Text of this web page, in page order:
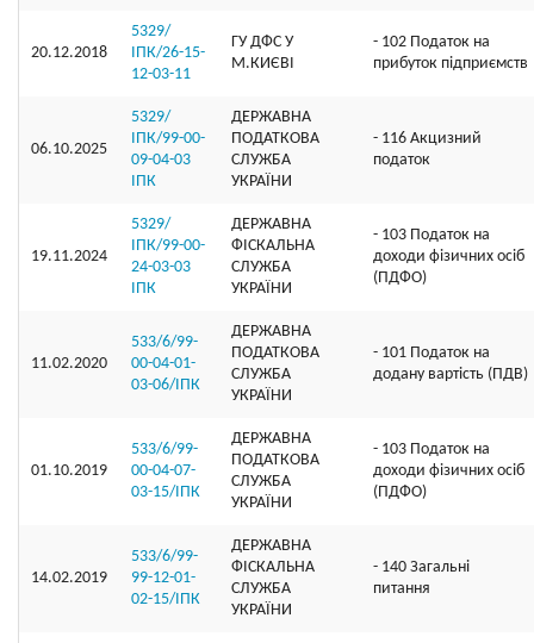
20.12.2018
5329/
ІПК/26-15-
12-03-11
ГУ ДФС У
М.КИЄВI
- 102 Податок на
прибуток підприємств
06.10.2025
5329/
ІПК/99-00-
09-04-03
ІПК
ДЕРЖАВНА
ПОДАТКОВА
СЛУЖБА
УКРАЇНИ
- 116 Акцизний
податок
19.11.2024
5329/
ІПК/99-00-
24-03-03
ІПК
ДЕРЖАВНА
ФІСКАЛЬНА
СЛУЖБА
УКРАЇНИ
- 103 Податок на
доходи фізичних осіб
(ПДФО)
11.02.2020
533/6/99-
00-04-01-
03-06/ІПК
ДЕРЖАВНА
ПОДАТКОВА
СЛУЖБА
УКРАЇНИ
- 101 Податок на
додану вартість (ПДВ)
01.10.2019
533/6/99-
00-04-07-
03-15/ІПК
ДЕРЖАВНА
ПОДАТКОВА
СЛУЖБА
УКРАЇНИ
- 103 Податок на
доходи фізичних осіб
(ПДФО)
14.02.2019
533/6/99-
99-12-01-
02-15/ІПК
ДЕРЖАВНА
ФІСКАЛЬНА
СЛУЖБА
УКРАЇНИ
- 140 Загальні
питання